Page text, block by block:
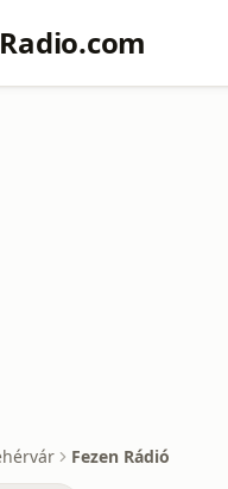
Fezen Rádió